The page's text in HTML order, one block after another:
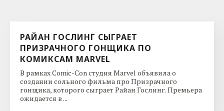
РАЙАН ГОСЛИНГ СЫГРАЕТ
ПРИЗРАЧНОГО ГОНЩИКА ПО
КОМИКСАМ MARVEL
В рамках Comic-Con студия Marvel объявила о
создании сольного фильма про Призрачного
гонщика, которого сыграет Райан Гослинг. Премьера
ожидается в ...